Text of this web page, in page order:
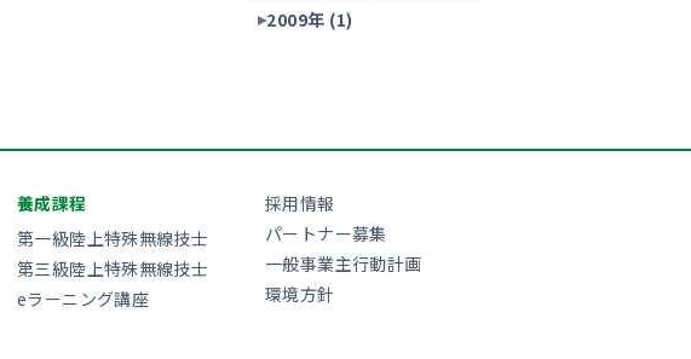
2009年 (1)
養成課程
第一級陸上特殊無線技士
第三級陸上特殊無線技士
eラーニング講座
採用情報
パートナー募集
一般事業主行動計画
環境方針